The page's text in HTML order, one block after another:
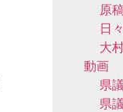
原
日
大
動画
県
県